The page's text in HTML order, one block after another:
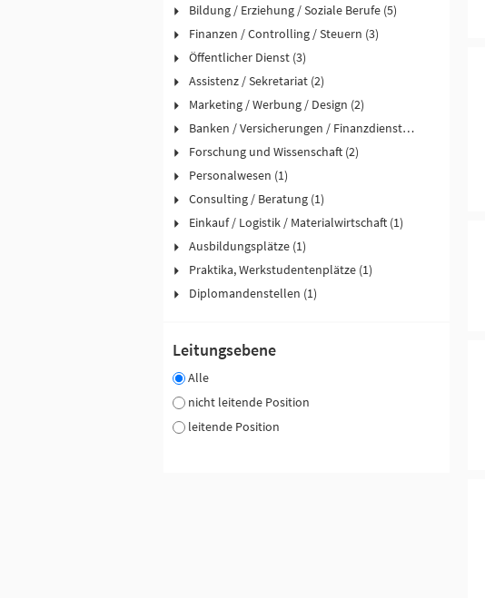
Bildung / Erziehung / Soziale Berufe (5)
Finanzen / Controlling / Steuern (3)
Öffentlicher Dienst (3)
Assistenz / Sekretariat (2)
Marketing / Werbung / Design (2)
Banken / Versicherungen / Finanzdienstleister (2)
Forschung und Wissenschaft (2)
Personalwesen (1)
Consulting / Beratung (1)
Einkauf / Logistik / Materialwirtschaft (1)
Ausbildungsplätze (1)
Praktika, Werkstudentenplätze (1)
Diplomandenstellen (1)
Leitungsebene
Alle
nicht leitende Position
leitende Position